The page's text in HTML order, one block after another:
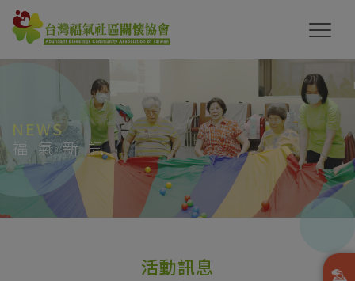
NEWS
福氣新訊
活動訊息